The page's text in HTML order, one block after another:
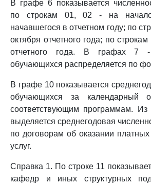
В графе 6 показывается
по строкам 01, 02 - на начало
начавшегося в отчетном году; по
октября отчетного года; по
отчетного года. В графах 7 -
обучающихся распределяется по
В графе 10 показывается
обучающихся за календарный
соответствующим программам.
выделяется среднегодовая
по договорам об оказании
услуг.
Справка 1. По строке 11
кафедр и иных структурных